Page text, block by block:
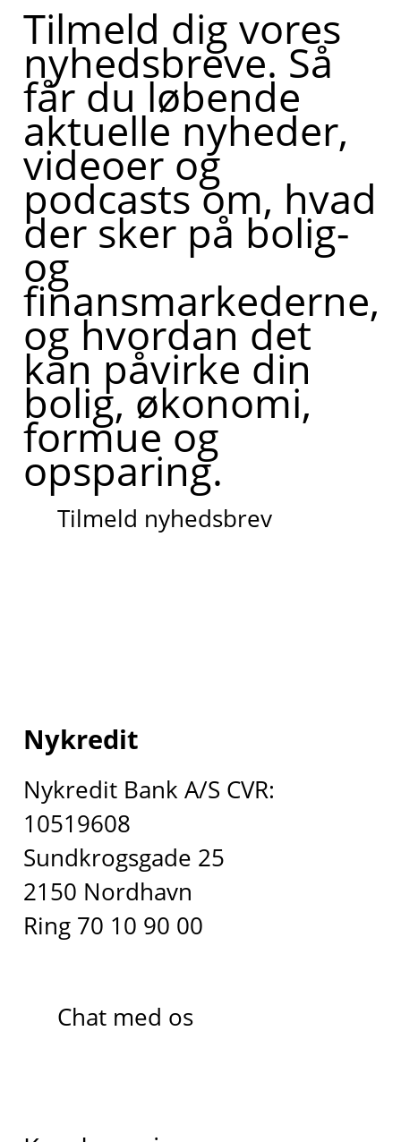
Tilmeld dig vores
nyhedsbreve. Så
får du løbende
aktuelle nyheder,
videoer og
podcasts om, hvad
der sker på bolig-
og
finansmarkederne,
og hvordan det
kan påvirke din
bolig, økonomi,
formue og
opsparing.
Tilmeld nyhedsbrev
Nykredit
Nykredit Bank A/S CVR:
10519608
Sundkrogsgade 25
2150 Nordhavn
Ring 70 10 90 00
Chat med os